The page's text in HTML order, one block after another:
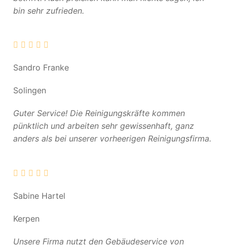
bin sehr zufrieden.
Sandro Franke
Solingen
Guter Service! Die Reinigungskräfte kommen
pünktlich und arbeiten sehr gewissenhaft, ganz
anders als bei unserer vorheerigen Reinigungsfirma.
Sabine Hartel
Kerpen
Unsere Firma nutzt den Gebäudeservice von